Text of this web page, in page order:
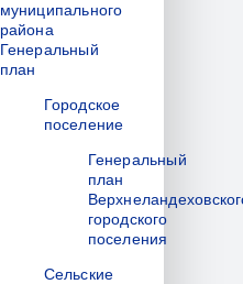
муниципального
района
Генеральный
план
Городское
поселение
Генеральный
план
городского
поселения
Сельские